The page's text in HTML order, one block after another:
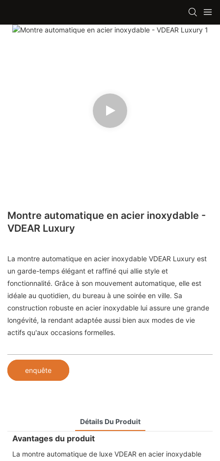
Montre automatique en acier inoxydable -
VDEAR Luxury
La montre automatique en acier inoxydable VDEAR Luxury est
un garde-temps élégant et raffiné qui allie style et
fonctionnalité. Grâce à son mouvement automatique, elle est
idéale au quotidien, du bureau à une soirée en ville. Sa
construction robuste en acier inoxydable lui assure une grande
longévité, la rendant adaptée aussi bien aux modes de vie
actifs qu'aux occasions formelles.
enquête
Détails Du Produit
Avantages du produit
La montre automatique de luxe VDEAR en acier inoxydable